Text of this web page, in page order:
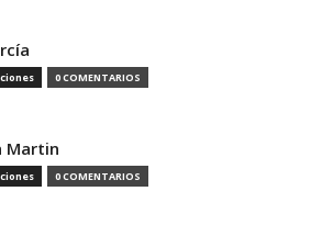
0 COMENTARIOS
Martin
0 COMENTARIOS